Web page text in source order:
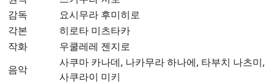
감독
요시무라 후미히로
각본
히로타 미츠타카
작화
우쿨레레 젠지로
음악
사쿠마 카나데, 나카무라 하나에, 타부치 나츠미,
사쿠라이 미키